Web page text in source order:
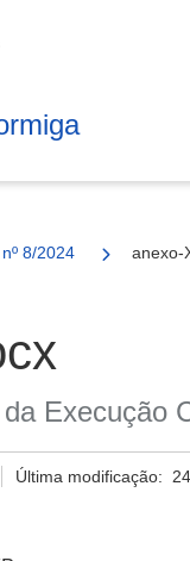
8/2024 anexo-
Execução
Última modificação: